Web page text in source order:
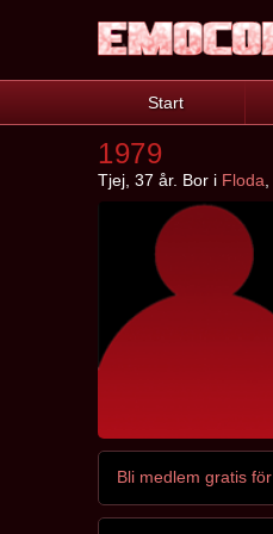
Start
1979
Tjej, 37 år. Bor i Floda